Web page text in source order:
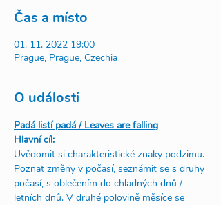
Čas a místo
01. 11. 2022 19:00
Prague, Prague, Czechia
O události
Padá listí padá / Leaves are falling
Hlavní cíl:
Uvědomit si charakteristické znaky podzimu.
Poznat změny v počasí, seznámit se s druhy
počasí, s oblečením do chladných dnů /
letních dnů. V druhé polovině měsíce se